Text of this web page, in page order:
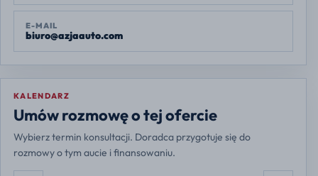
E-MAIL
biuro@azjaauto.com
KALENDARZ
Umów rozmowę o tej ofercie
Wybierz termin konsultacji. Doradca przygotuje się do
rozmowy o tym aucie i finansowaniu.
Europe/Warsaw